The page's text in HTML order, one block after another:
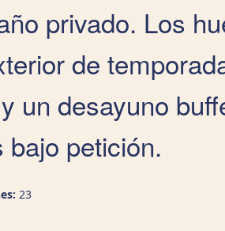
privado. Los
de
un desayuno
bajo petición.
23